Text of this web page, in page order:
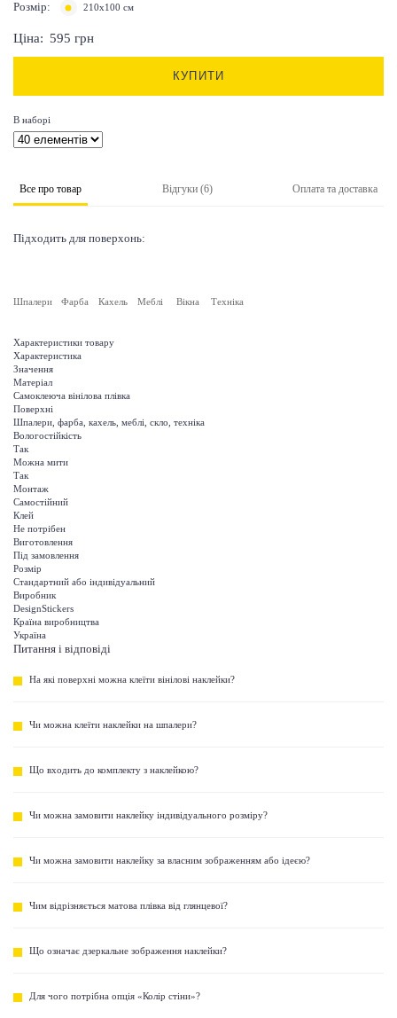
Розмір: 210х100 см
Ціна: 595 грн
КУПИТИ
В наборі
Все про товар Відгуки (6) Оплата та доставка
Підходить для поверхонь:
Шпалери Фарба Кахель Меблі Вікна Техніка
Характеристики товару
Характеристика
Значення
Матеріал
Самоклеюча вінілова плівка
Поверхні
Шпалери, фарба, кахель, меблі, скло, техніка
Вологостійкість
Так
Можна мити
Так
Монтаж
Самостійний
Клей
Не потрібен
Виготовлення
Під замовлення
Розмір
Стандартний або індивідуальний
Виробник
DesignStickers
Країна виробництва
Україна
Питання і відповіді
На які поверхні можна клеїти вінілові наклейки?
Чи можна клеїти наклейки на шпалери?
Що входить до комплекту з наклейкою?
Чи можна замовити наклейку індивідуального розміру?
Чи можна замовити наклейку за власним зображенням або ідеєю?
Чим відрізняється матова плівка від глянцевої?
Що означає дзеркальне зображення наклейки?
Для чого потрібна опція «Колір стіни»?